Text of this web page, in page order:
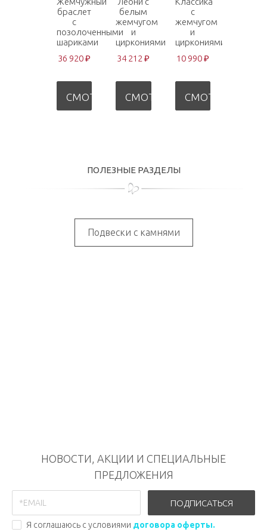
браслет
с
позолоченными
шариками
36 920 ₽
СМОТРЕТЬ
белым
жемчугом
и
циркониями
34 212 ₽
СМОТРЕТЬ
с
жемчугом
и
циркониями
10 990 ₽
СМОТРЕТЬ
ПОЛЕЗНЫЕ РАЗДЕЛЫ
Подвески с камнями
НОВОСТИ, АКЦИИ И СПЕЦИАЛЬНЫЕ
ПРЕДЛОЖЕНИЯ
ПОДПИСАТЬСЯ
Я соглашаюсь с условиями договора оферты.